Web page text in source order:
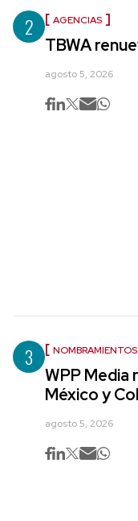
2 AGENCIAS
TBWA
agosto 5, 2026
3 NOMBRAMIENTOS
WPP Media
México y
agosto 5, 2026